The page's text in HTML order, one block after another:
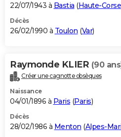
22/07/1943 à Bastia (Haute-Corse
Décès
26/02/1990 à Toulon (Var)
Raymonde KLIER (90
Créer une cagnotte obsèques
Naissance
04/01/1896 à Paris (Paris)
Décès
28/02/1986 à Menton (Alpes-